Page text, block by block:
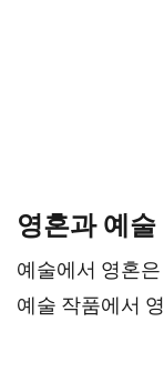
영혼과 예술
예술에서 영혼
예술 작품에서